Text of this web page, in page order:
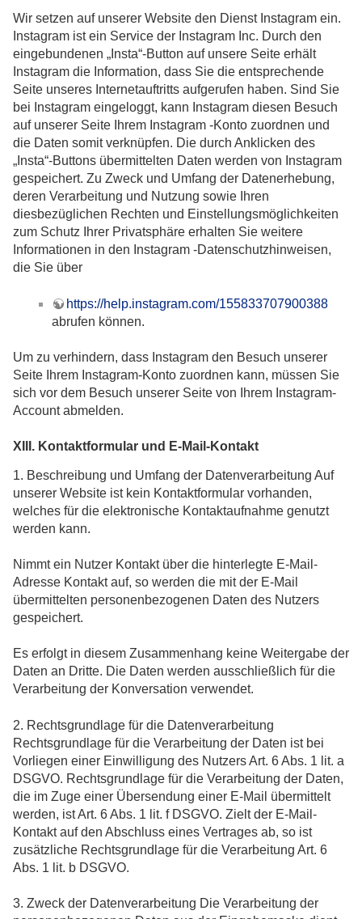
Wir setzen auf unserer Website den Dienst Instagram ein.
Instagram ist ein Service der Instagram Inc. Durch den
eingebundenen „Insta“-Button auf unsere Seite erhält
Instagram die Information, dass Sie die entsprechende
Seite unseres Internetauftritts aufgerufen haben. Sind Sie
bei Instagram eingeloggt, kann Instagram diesen Besuch
auf unserer Seite Ihrem Instagram -Konto zuordnen und
die Daten somit verknüpfen. Die durch Anklicken des
„Insta“-Buttons übermittelten Daten werden von Instagram
gespeichert. Zu Zweck und Umfang der Datenerhebung,
deren Verarbeitung und Nutzung sowie Ihren
diesbezüglichen Rechten und Einstellungsmöglichkeiten
zum Schutz Ihrer Privatsphäre erhalten Sie weitere
Informationen in den Instagram -Datenschutzhinweisen,
die Sie über
https://help.instagram.com/155833707900388
abrufen können.
Um zu verhindern, dass Instagram den Besuch unserer
Seite Ihrem Instagram-Konto zuordnen kann, müssen Sie
sich vor dem Besuch unserer Seite von Ihrem Instagram-
Account abmelden.
XIII. Kontaktformular und E-Mail-Kontakt
1. Beschreibung und Umfang der Datenverarbeitung Auf
unserer Website ist kein Kontaktformular vorhanden,
welches für die elektronische Kontaktaufnahme genutzt
werden kann.
Nimmt ein Nutzer Kontakt über die hinterlegte E-Mail-
Adresse Kontakt auf, so werden die mit der E-Mail
übermittelten personenbezogenen Daten des Nutzers
gespeichert.
Es erfolgt in diesem Zusammenhang keine Weitergabe der
Daten an Dritte. Die Daten werden ausschließlich für die
Verarbeitung der Konversation verwendet.
2. Rechtsgrundlage für die Datenverarbeitung
Rechtsgrundlage für die Verarbeitung der Daten ist bei
Vorliegen einer Einwilligung des Nutzers Art. 6 Abs. 1 lit. a
DSGVO. Rechtsgrundlage für die Verarbeitung der Daten,
die im Zuge einer Übersendung einer E-Mail übermittelt
werden, ist Art. 6 Abs. 1 lit. f DSGVO. Zielt der E-Mail-
Kontakt auf den Abschluss eines Vertrages ab, so ist
zusätzliche Rechtsgrundlage für die Verarbeitung Art. 6
Abs. 1 lit. b DSGVO.
3. Zweck der Datenverarbeitung Die Verarbeitung der